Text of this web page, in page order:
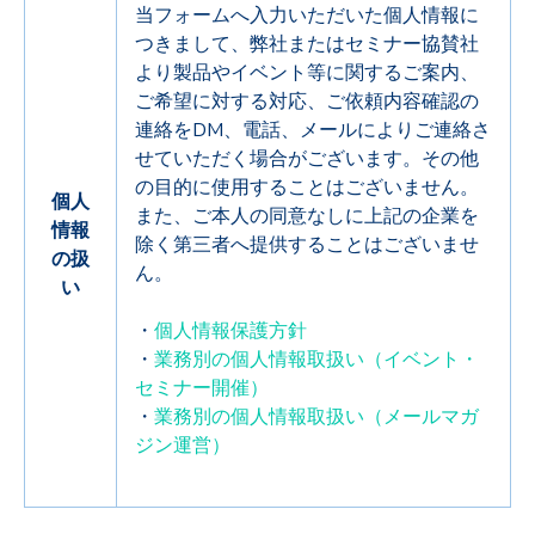
個人
情報
の扱
い
当フォームへ入力いただいた個人情報に
つきまして、弊社またはセミナー協賛社
より製品やイベント等に関するご案内、
ご希望に対する対応、ご依頼内容確認の
連絡をDM、電話、メールによりご連絡さ
せていただく場合がございます。その他
の目的に使用することはございません。
また、ご本人の同意なしに上記の企業を
除く第三者へ提供することはございませ
ん。
・ 個人情報保護方針
・ 業務別の個人情報取扱い（イベント・
セミナー開催）
・ 業務別の個人情報取扱い（メールマガ
ジン運営）